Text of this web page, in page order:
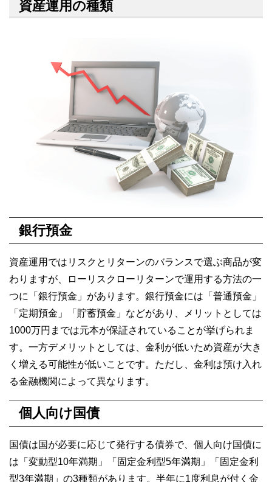
資産運用の種類
銀行預金
資産運用ではリスクとリターンのバランスで選ぶ商品が変
わりますが、ローリスクローリターンで運用する方法の一
つに「銀行預金」があります。銀行預金には「普通預金」
「定期預金」「貯蓄預金」などがあり、メリットとしては
1000万円までは元本が保証されていることが挙げられま
す。一方デメリットとしては、金利が低いため資産が大き
く増える可能性が低いことです。ただし、金利は預け入れ
る金融機関によって異なります。
個人向け国債
国債は国が必要に応じて発行する債券で、個人向け国債に
は「変動型10年満期」「固定金利型5年満期」「固定金利
型3年満期」の3種類があります。半年に1度利息が付く金